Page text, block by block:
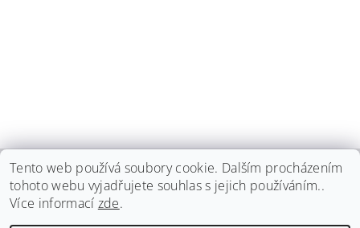
haspadent.cz
Tento web používá soubory cookie. Dalším procházením
tohoto webu vyjadřujete souhlas s jejich používáním..
Více informací zde.